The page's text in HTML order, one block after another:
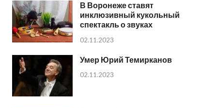
В Воронеже ставят
инклюзивный кукольный
спектакль о звуках
02.11.2023
Умер Юрий Темирканов
02.11.2023